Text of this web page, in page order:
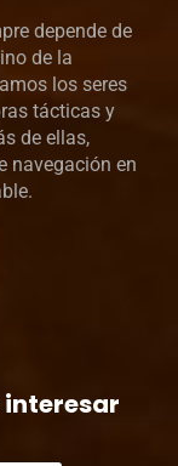
depende de
de la
los seres
tácticas y
de ellas,
navegación en
interesar